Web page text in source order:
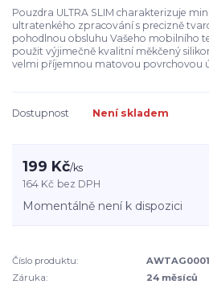
Pouzdra ULTRA SLIM charakterizuje
ultratenkého zpracování s precizně
pohodlnou obsluhu Vašeho mobilního
použit výjimečně kvalitní měkčený
velmi příjemnou matovou povrchovou
Dostupnost Není skladem
199 Kč/ks
164 Kč bez DPH
Momentálně není k dispozici
Číslo produktu:
Záruka:
24 měsíců